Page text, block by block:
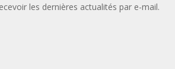
les dernières actualités par e-mail.